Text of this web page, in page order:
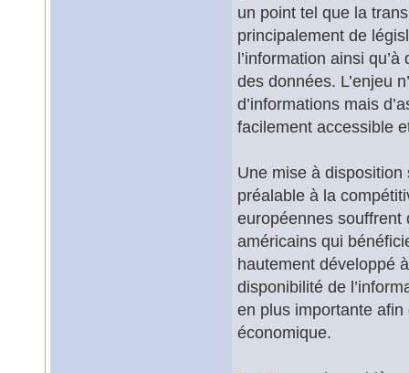
un point tel que la
principalement de
l’information ainsi
des données. L’enjeu
d’informations mais
facilement accessible
Une mise à disposition
préalable à la
européennes souffrent
américains qui
hautement développé
disponibilité de
en plus importante
économique.